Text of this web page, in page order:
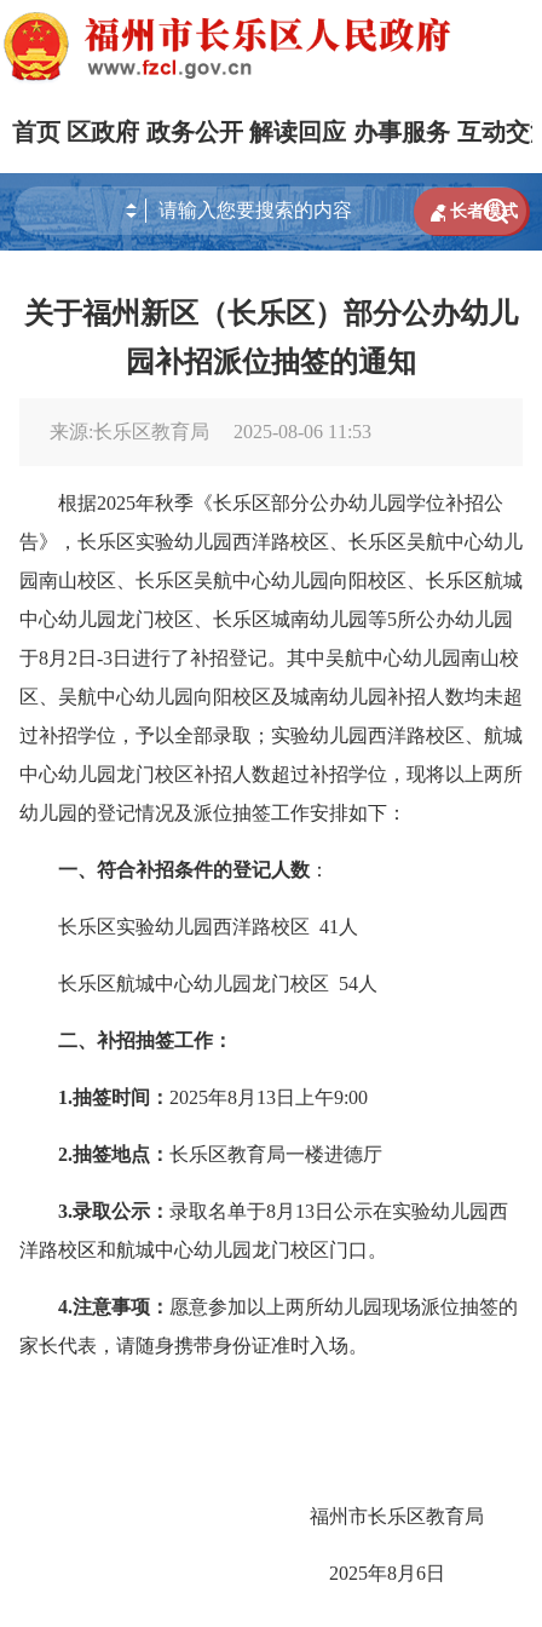
首页 区政府 政务公开 解读回应 办事服务 互动交

 长者模式
关于福州新区（长乐区）部分公办幼儿
园补招派位抽签的通知
来源:长乐区教育局 2025-08-06 11:53
根据2025年秋季《长乐区部分公办幼儿园学位补招公
告》，长乐区实验幼儿园西洋路校区、长乐区吴航中心幼儿
园南山校区、长乐区吴航中心幼儿园向阳校区、长乐区航城
中心幼儿园龙门校区、长乐区城南幼儿园等5所公办幼儿园
于8月2日-3日进行了补招登记。其中吴航中心幼儿园南山校
区、吴航中心幼儿园向阳校区及城南幼儿园补招人数均未超
过补招学位，予以全部录取；实验幼儿园西洋路校区、航城
中心幼儿园龙门校区补招人数超过补招学位，现将以上两所
幼儿园的登记情况及派位抽签工作安排如下：
一、符合补招条件的登记人数 ：
长乐区实验幼儿园西洋路校区 41人
长乐区航城中心幼儿园龙门校区 54人
二、补招抽签工作：
1.抽签时间： 2025年8月13日上午9:00
2.抽签地点： 长乐区教育局一楼进德厅
3.录取公示 ： 录取名单于8月13日公示在实验幼儿园西
洋路校区和航城中心幼儿园龙门校区门口。
4.注意事项： 愿意参加以上两所幼儿园现场派位抽签的
家长代表，请随身携带身份证准时入场。
福州市长乐区教育局
2025年8月6日